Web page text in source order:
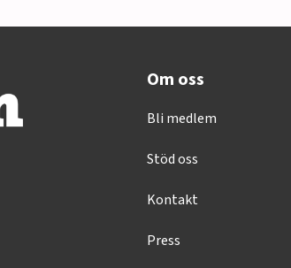
Om oss
Bli medlem
Stöd oss
Kontakt
Press